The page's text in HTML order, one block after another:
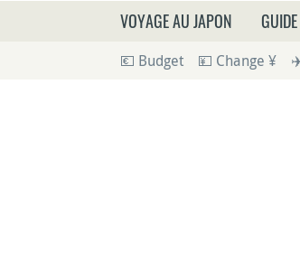
VOYAGE AU JAPON
💶 Budget 💴 Change ¥